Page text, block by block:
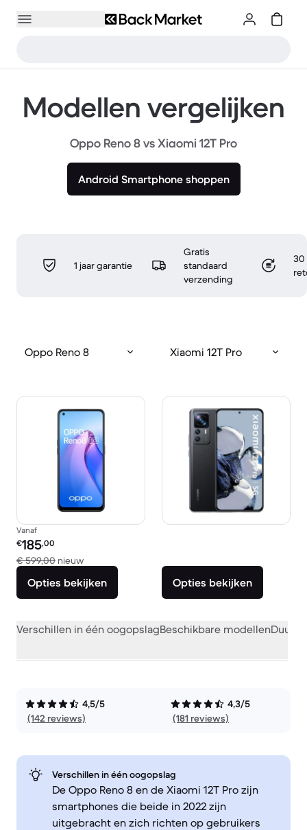
Modellen vergelijken
Oppo Reno 8 vs Xiaomi 12T Pro
Android Smartphone shoppen
1 jaar garantie
Gratis
standaard
verzending
30
Oppo Reno 8 Xiaomi 12T Pro
Vanaf
Refurbished prijs:
€185,00
€ 599,00 nieuwVergeleken met € 599,00 nieuw
Opties bekijken Opties bekijken
Verschillen in één oogopslagBeschikbare modellen
4,5/5
(142 reviews)
4,3/5
(181 reviews)
Verschillen in één oogopslag
De Oppo Reno 8 en de Xiaomi 12T Pro zijn
smartphones die beide in 2022 zijn
uitgebracht en zich richten op gebruikers